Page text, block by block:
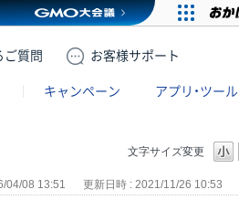
ご質問 お客様サポート
キャンペーン アプリ・ツール
文字サイズ変更
04/08 13:51 更新日時 : 2021/11/26 10:53